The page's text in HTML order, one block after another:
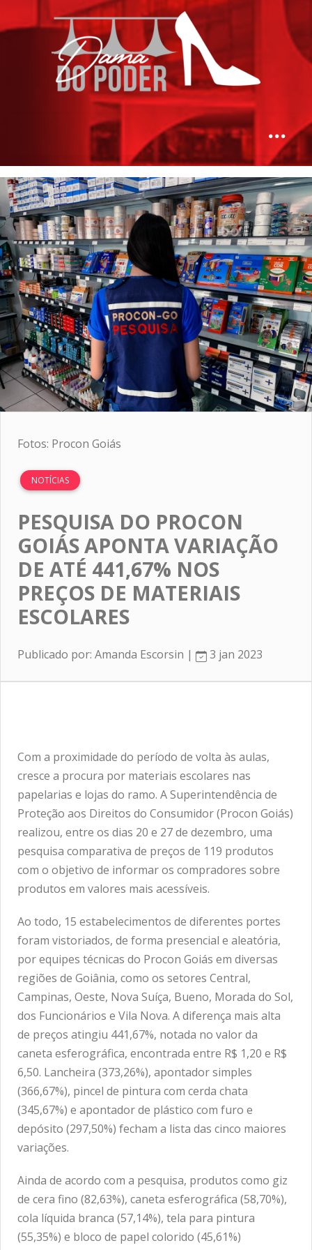
Fotos: Procon Goiás
NOTÍCIAS
PESQUISA DO PROCON
GOIÁS APONTA VARIAÇÃO
DE ATÉ 441,67% NOS
PREÇOS DE MATERIAIS
ESCOLARES
Publicado por: Amanda Escorsin | 3 jan 2023
Com a proximidade do período de volta às aulas,
cresce a procura por materiais escolares nas
papelarias e lojas do ramo. A Superintendência de
Proteção aos Direitos do Consumidor (Procon Goiás)
realizou, entre os dias 20 e 27 de dezembro, uma
pesquisa comparativa de preços de 119 produtos
com o objetivo de informar os compradores sobre
produtos em valores mais acessíveis.
Ao todo, 15 estabelecimentos de diferentes portes
foram vistoriados, de forma presencial e aleatória,
por equipes técnicas do Procon Goiás em diversas
regiões de Goiânia, como os setores Central,
Campinas, Oeste, Nova Suíça, Bueno, Morada do Sol,
dos Funcionários e Vila Nova. A diferença mais alta
de preços atingiu 441,67%, notada no valor da
caneta esferográfica, encontrada entre R$ 1,20 e R$
6,50. Lancheira (373,26%), apontador simples
(366,67%), pincel de pintura com cerda chata
(345,67%) e apontador de plástico com furo e
depósito (297,50%) fecham a lista das cinco maiores
variações.
Ainda de acordo com a pesquisa, produtos como giz
de cera fino (82,63%), caneta esferográfica (58,70%),
cola líquida branca (57,14%), tela para pintura
(55,35%) e bloco de papel colorido (45,61%)